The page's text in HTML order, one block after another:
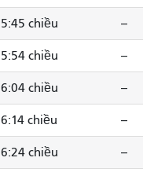
5:45 chiều --
5:54 chiều --
6:04 chiều --
6:14 chiều --
6:24 chiều --